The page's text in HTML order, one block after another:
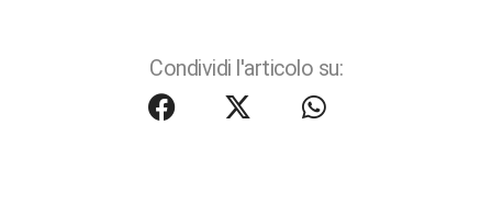
Condividi l'articolo su: